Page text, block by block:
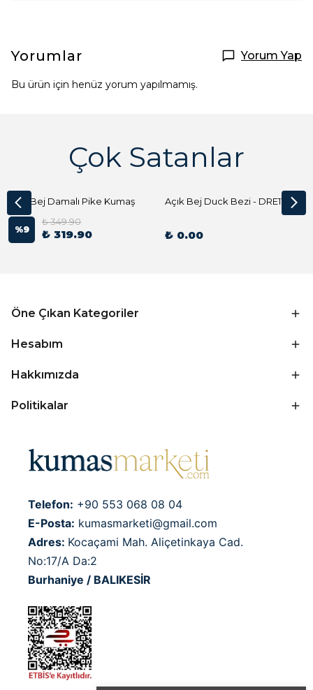
Yorumlar Yorum Yap
Bu ürün için henüz yorum yapılmamış.
Çok Satanlar
Açık Bej Damalı Pike Kumaş
%9
₺ 349.90
₺ 319.90
Açık Bej Duck Bezi - DRE1144 Kumaş Peçete
₺ 0.00
Öne Çıkan Kategoriler
Hesabım
Hakkımızda
Politikalar
Telefon: +90 553 068 08 04
E-Posta: kumasmarketi@gmail.com
Adres: Kocaçami Mah. Aliçetinkaya Cad.
No:17/A Da:2
Burhaniye / BALIKESİR